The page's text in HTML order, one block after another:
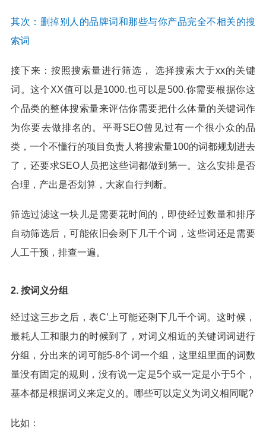
其次：删掉别人的品牌词和那些与你产品完全不相关的搜
索词
接下来：按照搜索量进行筛选， 选择搜索大于xx的关键
词。这个XX值可以是1000.也可以是500.你需要根据你这
个品类的整体搜索量来评估你需要把什么体量的关键词作
为你要去做排名的。平哥SEO曾见过有一个很小众的品
类，一个不懂行的项目负责人将搜索量100的词都规划进去
了，还要求SEO人员把这些词都做到第一。这么安排是否
合理，产出是否划算，大家自行判断。
筛选过滤这一块儿是需要花时间的，即使经过数量和排序
自动筛选后，可能依旧会剩下几千个词，这些词还是需要
人工干预，排查一遍。
2. 按词义分组
经过这三步之后，表C’上可能还剩下几千个词。这时候，
最耗人工和眼力的时候到了，对词义相近的关键词词进行
分组，分出来的词可能5-8个词一个组，这里组里面的词数
量没有固定的规则，没有说一定是5个或一定是小于5个，
基本都是根据词义来定义的。哪些可以定义为词义相同呢?
比如：